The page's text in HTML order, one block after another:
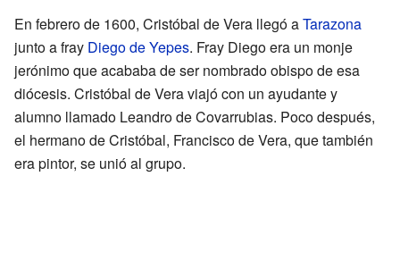
En febrero de 1600, Cristóbal de Vera llegó aTarazona
junto a fray Diego de Yepes. Fray Diego era un monje
jerónimo que acababa de ser nombrado obispo de esa
diócesis. Cristóbal de Vera viajó con un ayudante y
alumno llamado Leandro de Covarrubias. Poco después,
el hermano de Cristóbal, Francisco de Vera, que también
era pintor, se unió al grupo.